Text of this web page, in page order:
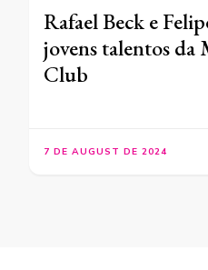
Rafael Beck e
jovens talentos da
Club
7 DE AUGUST DE 2024